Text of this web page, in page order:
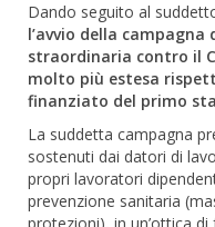
Dando seguito al
l’avvio della
straordinaria contro il
molto più estesa
finanziato del primo
La suddetta campagna
sostenuti dai datori di
propri lavoratori
prevenzione sanitaria